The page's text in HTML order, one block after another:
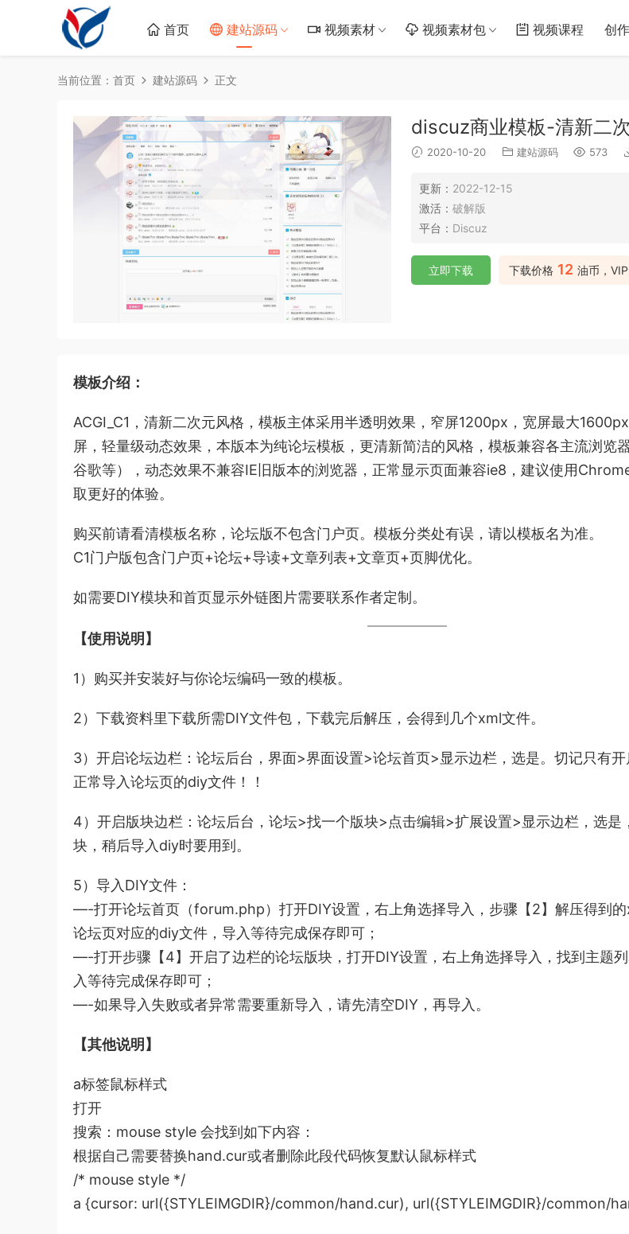
首页 建站源码 视频素材 视频素材包 视频课程 创
当前位置： 首页 建站源码 正文
discuz商业模板-清新二
2020-10-20 建站源码 573
更新： 2022-12-15
激活： 破解版
平台： Discuz
下载价格 12 油币，
立即下载
模板介绍：
ACGI_C1，清新二次元风格，模板主体采用半透明效果，窄屏1200px，宽屏最大
屏，轻量级动态效果，本版本为纯论坛模板，更清新简洁的风格，模板兼容各主流浏览
谷歌等），动态效果不兼容IE旧版本的浏览器，正常显示页面兼容ie8，建议使用
取更好的体验。
购买前请看清模板名称，论坛版不包含门户页。模板分类处有误，请以模板名为准。
C1门户版包含门户页+论坛+导读+文章列表+文章页+页脚优化。
如需要DIY模块和首页显示外链图片需要联系作者定制。
【使用说明】
1）购买并安装好与你论坛编码一致的模板。
2）下载资料里下载所需DIY文件包，下载完后解压，会得到几个xml文件。
3）开启论坛边栏：论坛后台，界面>界面设置>论坛首页>显示边栏，选是。切记只有
正常导入论坛页的diy文件！！
4）开启版块边栏：论坛后台，论坛>找一个版块>点击编辑>扩展设置>显示边栏，选是
块，稍后导入diy时要用到。
5）导入DIY文件：
—-打开论坛首页（forum.php）打开DIY设置，右上角选择导入，步骤【2】解压得到
论坛页对应的diy文件，导入等待完成保存即可；
—-打开步骤【4】开启了边栏的论坛版块，打开DIY设置，右上角选择导入，找到主题
入等待完成保存即可；
—-如果导入失败或者异常需要重新导入，请先清空DIY，再导入。
【其他说明】
a标签鼠标样式
打开
搜索：mouse style 会找到如下内容：
根据自己需要替换hand.cur或者删除此段代码恢复默认鼠标样式
/* mouse style */
a {cursor: url({STYLEIMGDIR}/common/hand.cur), url({STYLEIMGDIR}/common/